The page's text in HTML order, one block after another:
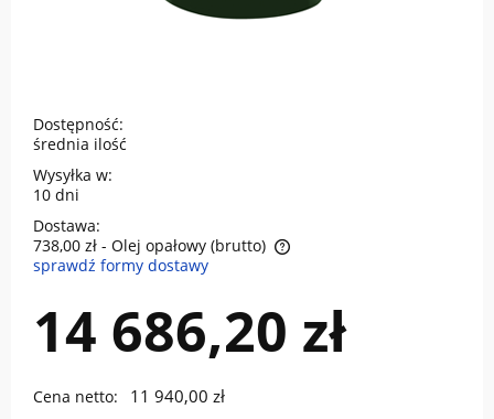
Dostępność:
średnia ilość
Wysyłka w:
10 dni
Dostawa:
738,00 zł - Olej opałowy (brutto)
Cena nie zawiera ewentualnych kosztów płatności
sprawdź formy dostawy
14 686,20 zł
Cena netto: 11 940,00 zł